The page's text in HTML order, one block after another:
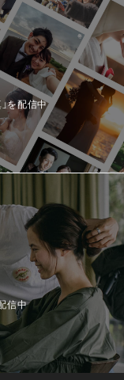
を配信中
信中